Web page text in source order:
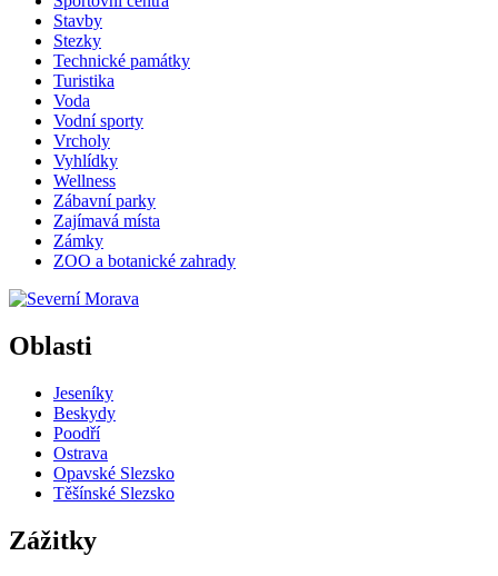
Stavby
Stezky
Technické památky
Turistika
Voda
Vodní sporty
Vrcholy
Vyhlídky
Wellness
Zábavní parky
Zajímavá místa
Zámky
ZOO a botanické zahrady
Oblasti
Jeseníky
Beskydy
Poodří
Ostrava
Opavské Slezsko
Těšínské Slezsko
Zážitky